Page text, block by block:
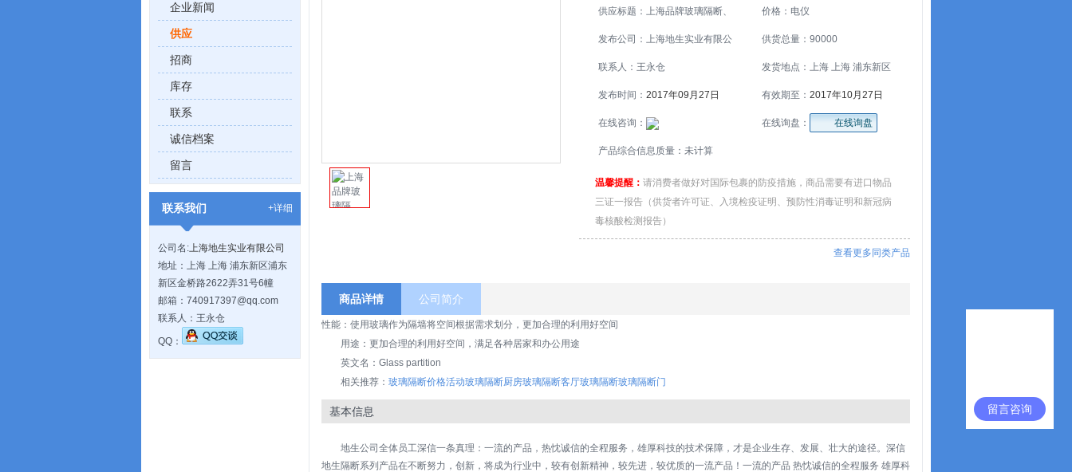
企业新闻
供应
招商
库存
联系
诚信档案
留言
联系我们 +详细
公司名:上海地生实业有限公司
地址：上海 上海 浦东新区浦东
新区金桥路2622弄31号6幢
邮箱：740917397@qq.com
联系人：王永仓
QQ：
留言咨询
供应标题：上海品牌玻璃隔断、
成品隔断
价格：电仪
发布公司：上海地生实业有限公 供货总量：90000
联系人：王永仓 发货地点：上海 上海 浦东新区
发布时间： 2017年09月27日 有效期至： 2017年10月27日
在线咨询： 在线询盘： 在线询盘
产品综合信息质量：未计算
温馨提醒： 请消费者做好对国际包裹的防疫措施，商品需要有进口物品
三证一报告（供货者许可证、入境检疫证明、预防性消毒证明和新冠病
毒核酸检测报告）
查看更多同类产品
商品详情 公司简介
性能：使用玻璃作为隔墙将空间根据需求划分，更加合理的利用好空间
用途：更加合理的利用好空间，满足各种居家和办公用途
英文名：Glass partition
相关推荐： 玻璃隔断价格活动玻璃隔断厨房玻璃隔断客厅玻璃隔断玻璃隔断门
基本信息
地生公司全体员工深信一条真理：一流的产品，热忱诚信的全程服务，雄厚科技的技术保障，才是企业生存、发展、壮大的途径。深信
地生隔断系列产品在不断努力，创新，将成为行业中，较有创新精神，较先进，较优质的一流产品！一流的产品 热忱诚信的全程服务 雄厚科